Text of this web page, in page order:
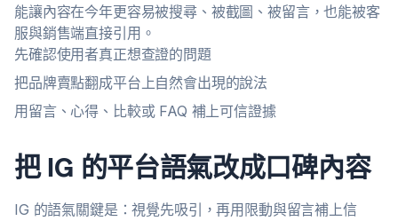
能讓內容在今年更容易被搜尋、被截圖、被留言，也能被客
服與銷售端直接引用。
先確認使用者真正想查證的問題
把品牌賣點翻成平台上自然會出現的說法
用留言、心得、比較或 FAQ 補上可信證據
把 IG 的平台語氣改成口碑內容
IG 的語氣關鍵是：視覺先吸引，再用限動與留言補上信